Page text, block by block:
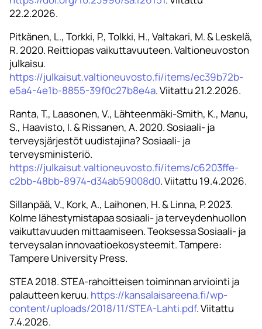
22.2.2026.
Pitkänen, L., Torkki, P., Tolkki, H., Valtakari, M. & Leskelä,
R. 2020. Reittiopas vaikuttavuuteen. Valtioneuvoston
julkaisu.
https://julkaisut.valtioneuvosto.fi/items/ec39b72b-
e5a4-4e1b-8855-39f0c27b8e4a. Viitattu 21.2.2026.
Ranta, T., Laasonen, V., Lähteenmäki-Smith, K., Manu,
S., Haavisto, I. & Rissanen, A. 2020. Sosiaali- ja
terveysjärjestöt uudistajina? Sosiaali- ja
terveysministeriö.
https://julkaisut.valtioneuvosto.fi/items/c6203ffe-
c2bb-48bb-8974-d34ab59008d0. Viitattu 19.4.2026.
Sillanpää, V., Kork, A., Laihonen, H. & Linna, P. 2023.
Kolme lähestymistapaa sosiaali- ja terveydenhuollon
vaikuttavuuden mittaamiseen. Teoksessa Sosiaali- ja
terveysalan innovaatioekosysteemit. Tampere:
Tampere University Press.
STEA 2018. STEA-rahoitteisen toiminnan arviointi ja
palautteen keruu. https://kansalaisareena.fi/wp-
content/uploads/2018/11/STEA-Lahti.pdf. Viitattu
7.4.2026.